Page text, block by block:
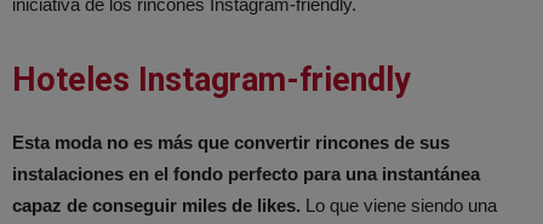
iniciativa de los rincones Instagram-friendly.
Hoteles Instagram-friendly
Esta moda no es más que convertir rincones de sus
instalaciones en el fondo perfecto para una instantánea
capaz de conseguir miles de likes. Lo que viene siendo una